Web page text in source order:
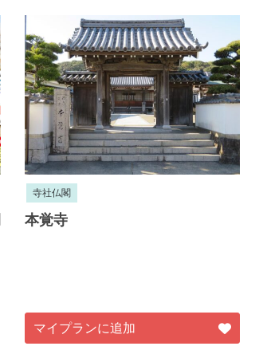
寺社仏閣
本覚寺
マイプランに追加